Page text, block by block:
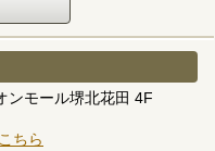
ンモール堺北花田 4F
ちら